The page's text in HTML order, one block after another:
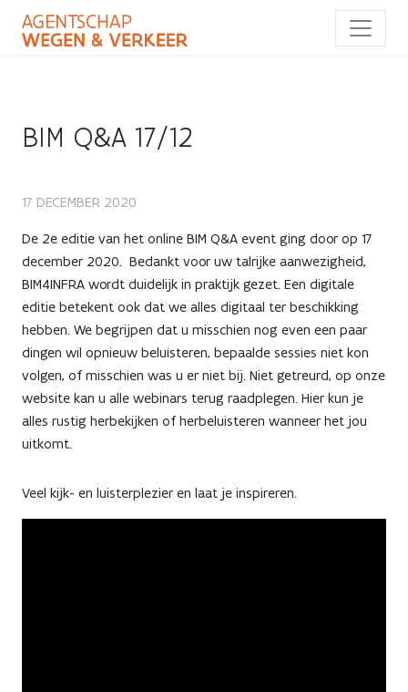
naar
BIM Q&A 17/12
BIM
Q&A
17/12
17 DECEMBER 2020
De 2e editie van het online BIM Q&A event ging door op 17
december 2020. Bedankt voor uw talrijke aanwezigheid,
BIM4INFRA wordt duidelijk in praktijk gezet. Een digitale
editie betekent ook dat we alles digitaal ter beschikking
hebben. We begrijpen dat u misschien nog even een paar
dingen wil opnieuw beluisteren, bepaalde sessies niet kon
volgen, of misschien was u er niet bij. Niet getreurd, op onze
website kan u alle webinars terug raadplegen. Hier kun je
alles rustig herbekijken of herbeluisteren wanneer het jou
uitkomt.
Veel kijk- en luisterplezier en laat je inspireren.